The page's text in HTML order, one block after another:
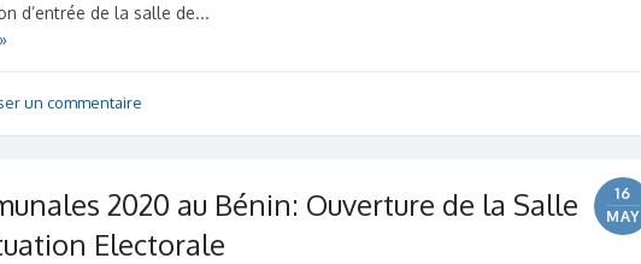
d’entrée de la salle de...
un commentaire
2020 au Bénin: Ouverture de la Salle
Electorale
16
MAY